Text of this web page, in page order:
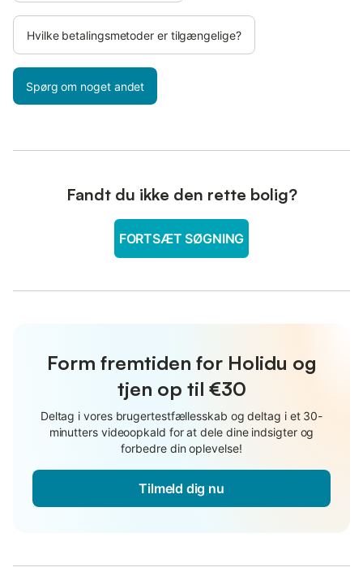
Hvilke betalingsmetoder er tilgængelige?
Spørg om noget andet
Fandt du ikke den rette bolig?
FORTSÆT SØGNING
Form fremtiden for Holidu og
tjen op til €30
Deltag i vores brugertestfællesskab og deltag i et 30-
minutters videoopkald for at dele dine indsigter og
forbedre din oplevelse!
Tilmeld dig nu